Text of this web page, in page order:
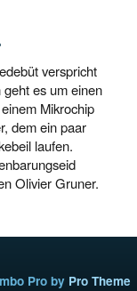
verspricht
es um einen
Mikrochip
dem ein paar
laufen.
Olivier Gruner.
Pro by Pro Theme